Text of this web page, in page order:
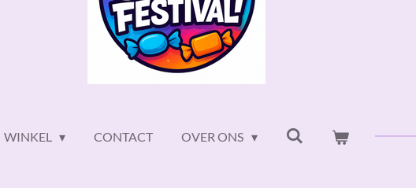
WINKEL CONTACT OVER ONS